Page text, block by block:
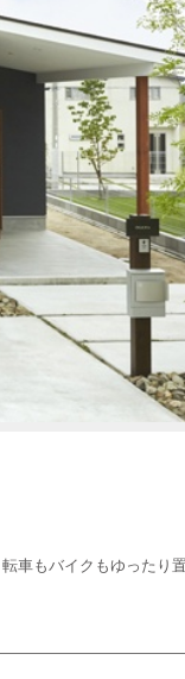
車もバイクもゆったり